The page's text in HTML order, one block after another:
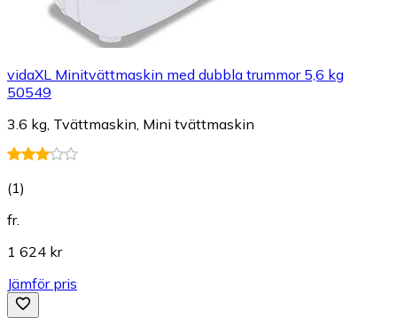
vidaXL Minitvättmaskin med dubbla trummor 5,6 kg
50549
3.6 kg, Tvättmaskin, Mini tvättmaskin
(1)
fr.
1 624 kr
Jämför pris